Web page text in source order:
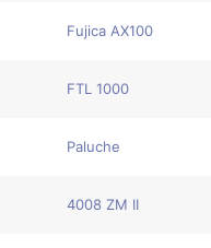
Fujica AX100
FTL 1000
Paluche
4008 ZM II